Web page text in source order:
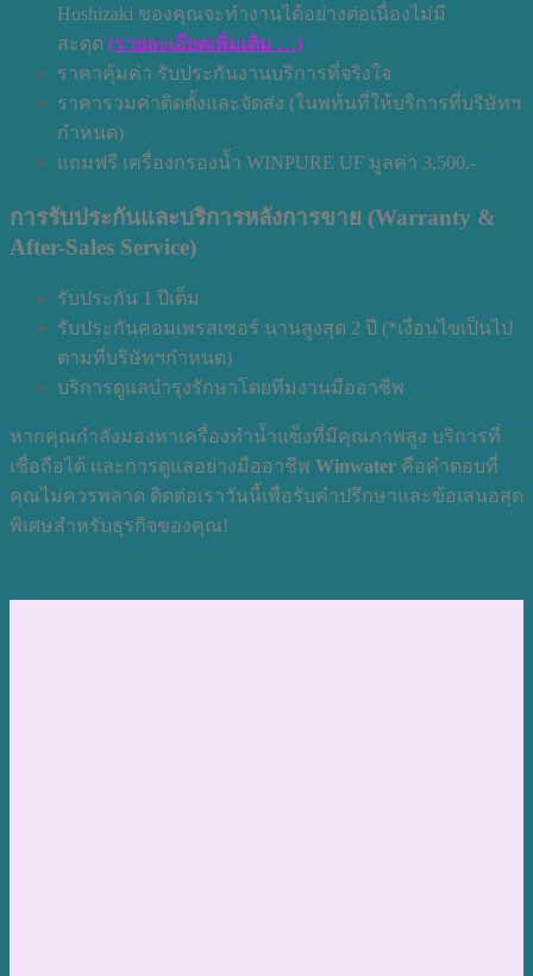
Hoshizaki ของคุณจะทำงานได้อย่างต่อเนื่องไม่มี
สะดุด (รายละเอียดเพิ่มเติม …)
ราคาคุ้มค่า รับประกันงานบริการที่จริงใจ
ราคารวมค่าติดตั้งและจัดส่ง (ในพท้นที่ให้บริการที่บริษัทฯ
กำหนด)
แถมฟรี เครื่องกรองน้ำ WINPURE UF มูลค่า 3,500.-
การรับประกันและบริการหลังการขาย (Warranty &
After-Sales Service)
รับประกัน 1 ปีเต็ม
รับประกันคอมเพรสเซอร์ นานสูงสุด 2 ปี (*เงื่อนไขเป็นไป
ตามที่บริษัทฯกำหนด)
บริการดูแลบำรุงรักษาโดยทีมงานมืออาชีพ
หากคุณกำลังมองหาเครื่องทำน้ำแข็งที่มีคุณภาพสูง บริการที่
เชื่อถือได้ และการดูแลอย่างมืออาชีพ Winwater คือคำตอบที่
คุณไม่ควรพลาด ติดต่อเราวันนี้เพื่อรับคำปรึกษาและข้อเสนอสุด
พิเศษสำหรับธุรกิจของคุณ!